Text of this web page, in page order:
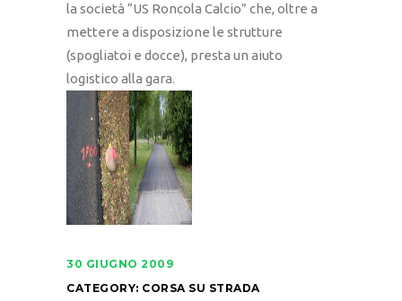
la società “US Roncola Calcio” che, oltre a
mettere a disposizione le strutture
(spogliatoi e docce), presta un aiuto
logistico alla gara.
30 GIUGNO 2009
CATEGORY: CORSA SU STRADA